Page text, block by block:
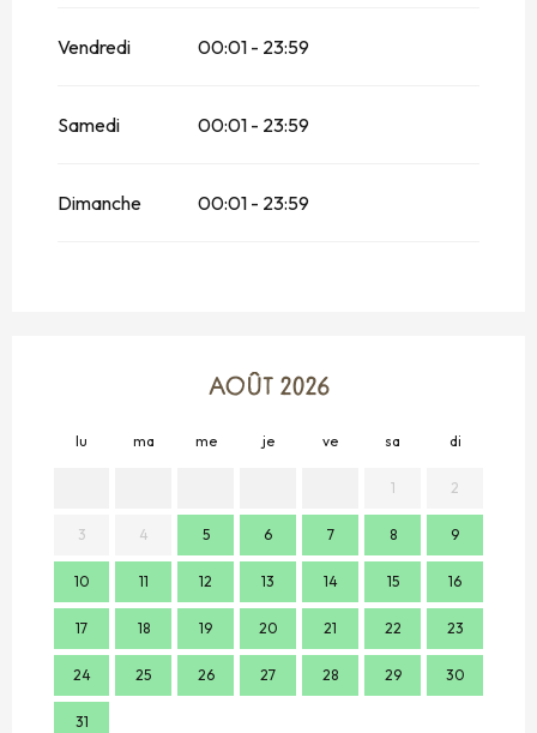
Vendredi 00:01 - 23:59
Samedi 00:01 - 23:59
Dimanche 00:01 - 23:59
AOÛT 2026
lu ma me je ve sa di
1 2
3 4 5 6 7 8 9
10 11 12 13 14 15 16
17 18 19 20 21 22 23
24 25 26 27 28 29 30
31